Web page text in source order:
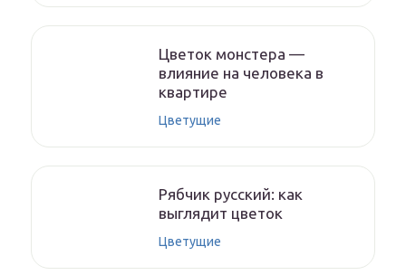
Цветок монстера —
влияние на человека в
квартире
Цветущие
Рябчик русский: как
выглядит цветок
Цветущие